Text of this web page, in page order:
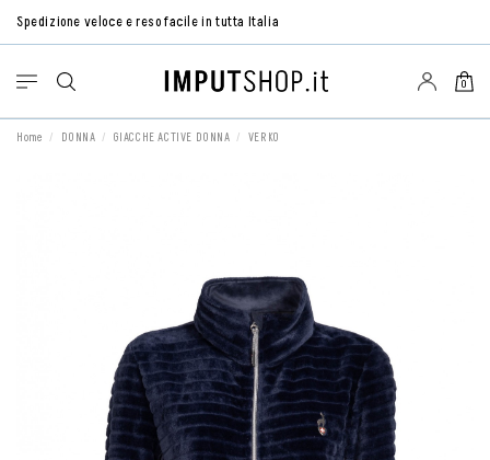
Spedizione veloce e reso facile in tutta Italia
0
Home DONNA GIACCHE ACTIVE DONNA VERKO